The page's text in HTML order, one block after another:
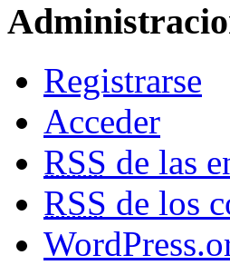
Registrarse
Acceder
RSS de las
RSS de los